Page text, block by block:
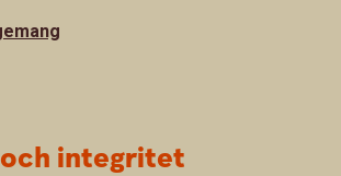
integritet